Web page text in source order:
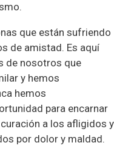
que están sufriendo
de amistad. Es aquí
de nosotros que
y hemos
hemos
para encarnar
a los afligidos y
por dolor y maldad.